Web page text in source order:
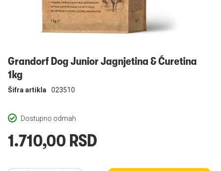
Grandorf Dog Junior Jagnjetina & Ćuretina
1kg
Dostupno odmah
Šifra artikla 023510
1.710,00 RSD